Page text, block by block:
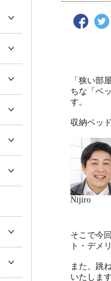
「狭い部
ちな「ベ
す。
収納ベッ
Nijiro
そこで今
ト・デメ
また、跳
いたしま